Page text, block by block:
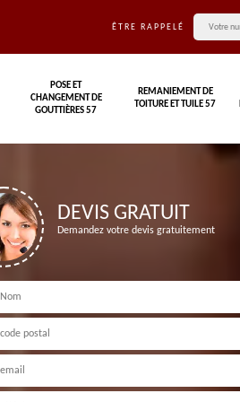
ÊTRE RAPPELÉ
POSE ET
CHANGEMENT DE
GOUTTIÈRES 57
REMANIEMENT DE
TOITURE ET TUILE 57
DEVIS GRATUIT
Demandez votre devis gratuitement